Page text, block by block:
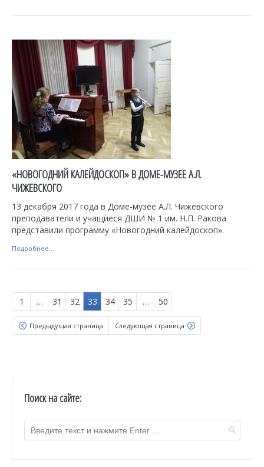
«НОВОГОДНИЙ КАЛЕЙДОСКОП» В ДОМЕ-МУЗЕЕ А.Л.
ЧИЖЕВСКОГО
13 декабря 2017 года в Доме-музее А.Л. Чижевского
преподаватели и учащиеся ДШИ № 1 им. Н.П. Ракова
представили программу «Новогодний калейдоскоп».
Подробнее...
1 … 31 32 33 34 35 … 50
Предыдущая страница Следующая страница
Поиск на сайте: